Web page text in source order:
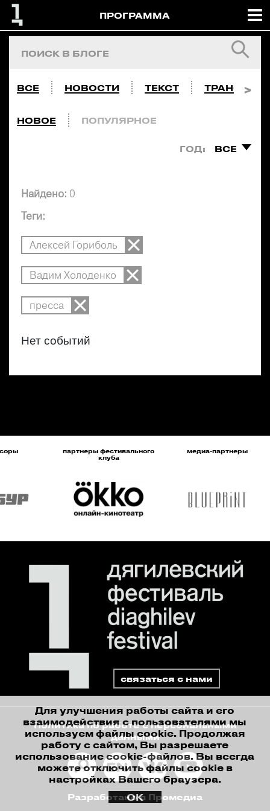
ПРОГРАММА
ВСЕ НОВОСТИ ТЕКСТ
НОВОЕ ПОПУЛЯРНОЕ
ГОД: ВСЕ
Найдено: 0
Теги:
Алексей Гориболь
Вадим Холоденко
пресса
Нет событий
партнеры фестивального
клуба
медиа-партнеры
связаться с нами
Политика по работе с персональными
данными
Разработано в Промедиа
Для улучшения работы сайта и его
взаимодействия с пользователями мы
используем файлы cookie. Продолжая
работу с сайтом, Вы разрешаете
использование cookie-файлов. Вы всегда
можете отключить файлы cookie в
настройках Вашего браузера.
ОК